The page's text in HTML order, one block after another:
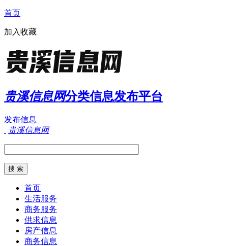
首页
加入收藏
贵溪信息网分类信息发布平台
发布信息
贵溪信息网
首页
生活服务
商务服务
供求信息
房产信息
商务信息